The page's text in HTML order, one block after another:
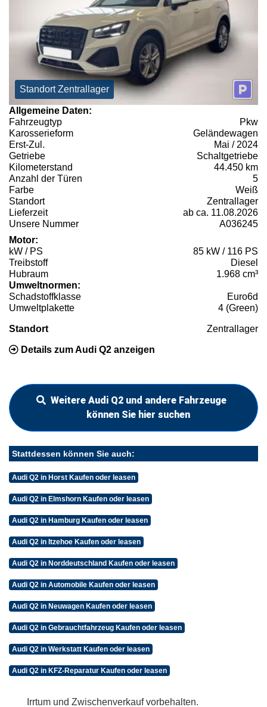
Standort Zentrallager
Allgemeine Daten:
Fahrzeugtyp
Pkw
Karosserieform
Geländewagen
Erst-Zul.
Mai / 2024
Getriebe
Schaltgetriebe
Kilometerstand
44.450 km
Anzahl der Türen
5
Farbe
Weiß
Standort
Zentrallager
Lieferzeit
ab ca. 11.08.2026
Unsere Nummer
A036245
Motor:
kW / PS
85 kW / 116 PS
Treibstoff
Diesel
Hubraum
1.968 cm³
Umweltnormen:
Schadstoffklasse
Euro6d
Umweltplakette
4 (Green)
Standort Zentrallager
Details zum Audi Q2 anzeigen
Weitere Audi Q2 und andere Fahrzeuge
können Sie hier suchen
Stattdessen können Sie auch:
Audi Q2 in Horst Kaufen oder leasen
Audi Q2 in Elmshorn Kaufen oder leasen
Audi Q2 in Hamburg Kaufen oder leasen
Audi Q2 in Itzehoe Kaufen oder leasen
Audi Q2 in Norddeutschland Kaufen oder leasen
Audi Q2 in Automobile Kaufen oder leasen
Audi Q2 in Neuwagen Kaufen oder leasen
Audi Q2 in Gebrauchtfahrzeug Kaufen oder leasen
Audi Q2 in Werkstatt Kaufen oder leasen
Audi Q2 in KFZ-Reparatur Kaufen oder leasen
Irrtum und Zwischenverkauf vorbehalten.